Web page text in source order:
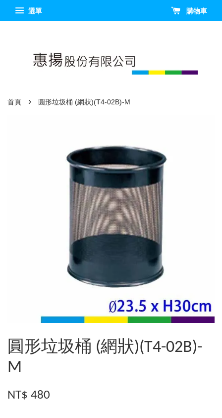
選單 購物車
首頁 › 圓形垃圾桶 (網狀)(T4-02B)-M
圓形垃圾桶 (網狀)(T4-02B)-
M
NT$ 480